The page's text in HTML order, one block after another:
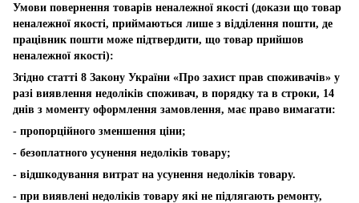
Умови повернення товарів неналежної якості (докази що товар
неналежної якості, приймаються лише з відділення пошти, де
працівник пошти може підтвердити, що товар прийшов
неналежної якості):
Згідно статті 8 Закону України «Про захист прав споживачів» у
разі виявлення недоліків споживач, в порядку та в строки, 14
днів з моменту оформлення замовлення, має право вимагати:
- пропорційного зменшення ціни;
- безоплатного усунення недоліків товару;
- відшкодування витрат на усунення недоліків товару.
- при виявлені недоліків товару які не підлягають ремонту,